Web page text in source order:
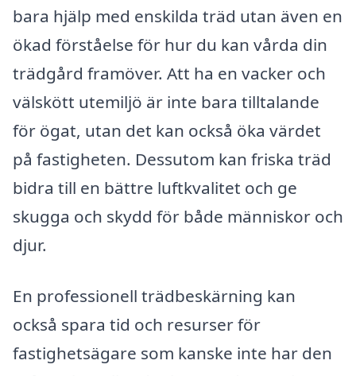
bara hjälp med enskilda träd utan även en
ökad förståelse för hur du kan vårda din
trädgård framöver. Att ha en vacker och
välskött utemiljö är inte bara tilltalande
för ögat, utan det kan också öka värdet
på fastigheten. Dessutom kan friska träd
bidra till en bättre luftkvalitet och ge
skugga och skydd för både människor och
djur.
En professionell trädbeskärning kan
också spara tid och resurser för
fastighetsägare som kanske inte har den